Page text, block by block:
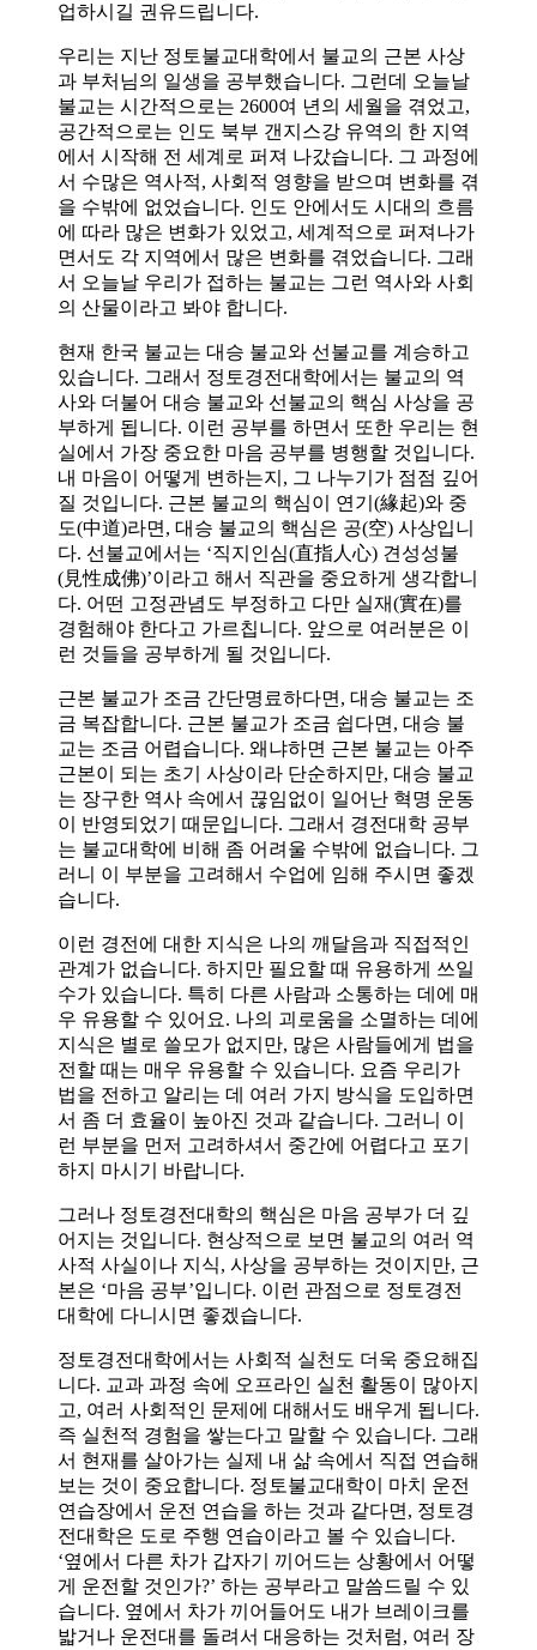
업하시길 권유드립니다.
우리는 지난 정토불교대학에서 불교의 근본 사상
과 부처님의 일생을 공부했습니다. 그런데 오늘날
불교는 시간적으로는 2600여 년의 세월을 겪었고,
공간적으로는 인도 북부 갠지스강 유역의 한 지역
에서 시작해 전 세계로 퍼져 나갔습니다. 그 과정에
서 수많은 역사적, 사회적 영향을 받으며 변화를 겪
을 수밖에 없었습니다. 인도 안에서도 시대의 흐름
에 따라 많은 변화가 있었고, 세계적으로 퍼져나가
면서도 각 지역에서 많은 변화를 겪었습니다. 그래
서 오늘날 우리가 접하는 불교는 그런 역사와 사회
의 산물이라고 봐야 합니다.
현재 한국 불교는 대승 불교와 선불교를 계승하고
있습니다. 그래서 정토경전대학에서는 불교의 역
사와 더불어 대승 불교와 선불교의 핵심 사상을 공
부하게 됩니다. 이런 공부를 하면서 또한 우리는 현
실에서 가장 중요한 마음 공부를 병행할 것입니다.
내 마음이 어떻게 변하는지, 그 나누기가 점점 깊어
질 것입니다. 근본 불교의 핵심이 연기(緣起)와 중
도(中道)라면, 대승 불교의 핵심은 공(空) 사상입니
다. 선불교에서는 ‘직지인심(直指人心) 견성성불
(見性成佛)’이라고 해서 직관을 중요하게 생각합니
다. 어떤 고정관념도 부정하고 다만 실재(實在)를
경험해야 한다고 가르칩니다. 앞으로 여러분은 이
런 것들을 공부하게 될 것입니다.
근본 불교가 조금 간단명료하다면, 대승 불교는 조
금 복잡합니다. 근본 불교가 조금 쉽다면, 대승 불
교는 조금 어렵습니다. 왜냐하면 근본 불교는 아주
근본이 되는 초기 사상이라 단순하지만, 대승 불교
는 장구한 역사 속에서 끊임없이 일어난 혁명 운동
이 반영되었기 때문입니다. 그래서 경전대학 공부
는 불교대학에 비해 좀 어려울 수밖에 없습니다. 그
러니 이 부분을 고려해서 수업에 임해 주시면 좋겠
습니다.
이런 경전에 대한 지식은 나의 깨달음과 직접적인
관계가 없습니다. 하지만 필요할 때 유용하게 쓰일
수가 있습니다. 특히 다른 사람과 소통하는 데에 매
우 유용할 수 있어요. 나의 괴로움을 소멸하는 데에
지식은 별로 쓸모가 없지만, 많은 사람들에게 법을
전할 때는 매우 유용할 수 있습니다. 요즘 우리가
법을 전하고 알리는 데 여러 가지 방식을 도입하면
서 좀 더 효율이 높아진 것과 같습니다. 그러니 이
런 부분을 먼저 고려하셔서 중간에 어렵다고 포기
하지 마시기 바랍니다.
그러나 정토경전대학의 핵심은 마음 공부가 더 깊
어지는 것입니다. 현상적으로 보면 불교의 여러 역
사적 사실이나 지식, 사상을 공부하는 것이지만, 근
본은 ‘마음 공부’입니다. 이런 관점으로 정토경전
대학에 다니시면 좋겠습니다.
정토경전대학에서는 사회적 실천도 더욱 중요해집
니다. 교과 과정 속에 오프라인 실천 활동이 많아지
고, 여러 사회적인 문제에 대해서도 배우게 됩니다.
즉 실천적 경험을 쌓는다고 말할 수 있습니다. 그래
서 현재를 살아가는 실제 내 삶 속에서 직접 연습해
보는 것이 중요합니다. 정토불교대학이 마치 운전
연습장에서 운전 연습을 하는 것과 같다면, 정토경
전대학은 도로 주행 연습이라고 볼 수 있습니다.
‘옆에서 다른 차가 갑자기 끼어드는 상황에서 어떻
게 운전할 것인가?’ 하는 공부라고 말씀드릴 수 있
습니다. 옆에서 차가 끼어들어도 내가 브레이크를
밟거나 운전대를 돌려서 대응하는 것처럼, 여러 장